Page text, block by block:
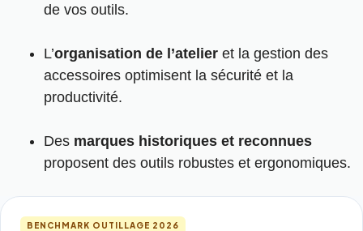
de vos outils.
L’organisation de l’atelier et la gestion des
accessoires optimisent la sécurité et la
productivité.
Des marques historiques et reconnues
proposent des outils robustes et ergonomiques.
BENCHMARK OUTILLAGE 2026